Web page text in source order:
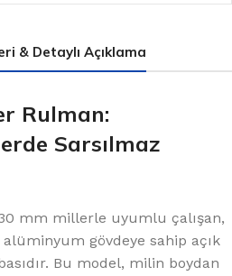
& Detaylı Açıklama
Rulman:
Sarsılmaz
mm millerle uyumlu çalışan,
gövdeye sahip açık
Bu model, milin boydan